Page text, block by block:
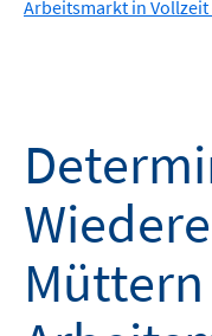
Arbeitsmarkt in